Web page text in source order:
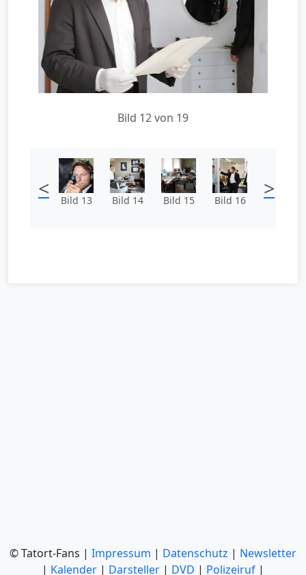
Bild 12 von 19
< Bild 13 Bild 14 Bild 15 Bild 16 >
© Tatort-Fans | Impressum | Datenschutz | Newsletter
| Kalender | Darsteller | DVD | Polizeiruf |